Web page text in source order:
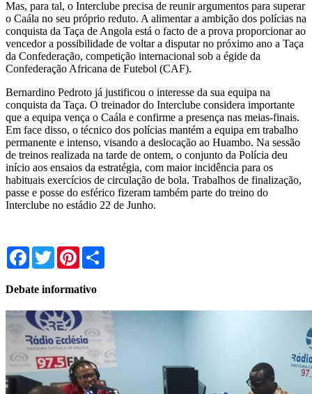
Mas, para tal, o Interclube precisa de reunir argumentos para superar
o Caála no seu próprio reduto. A alimentar a ambição dos polícias na
conquista da Taça de Angola está o facto de a prova proporcionar ao
vencedor a possibilidade de voltar a disputar no próximo ano a Taça
da Confederação, competição internacional sob a égide da
Confederação Africana de Futebol (CAF).
Bernardino Pedroto já justificou o interesse da sua equipa na
conquista da Taça. O treinador do Interclube considera importante
que a equipa vença o Caála e confirme a presença nas meias-finais.
Em face disso, o técnico dos polícias mantém a equipa em trabalho
permanente e intenso, visando a deslocação ao Huambo. Na sessão
de treinos realizada na tarde de ontem, o conjunto da Polícia deu
início aos ensaios da estratégia, com maior incidência para os
habituais exercícios de circulação de bola. Trabalhos de finalização,
passe e posse do esférico fizeram também parte do treino do
Interclube no estádio 22 de Junho.
Facebook
TwitterPinterest
Debate informativo